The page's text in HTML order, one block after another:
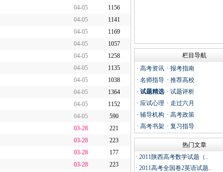
04-05
1156
04-05
1141
04-05
1169
04-05
1057
04-05
1258
04-05
1135
04-05
1038
04-05
1364
04-05
1152
04-05
590
03-28
221
03-28
223
03-28
177
03-28
223
栏目导航
· 高考资讯 · 报考指南
· 名师指导 · 推荐高校
· 试题精选 · 试题评析
· 应试心理 · 走过六月
· 辅导机构 · 高考政策
· 高考书架 · 复习指导
热门文章
· 2011陕西高考数学试题（..
· 2011高考全国卷2英语试题..